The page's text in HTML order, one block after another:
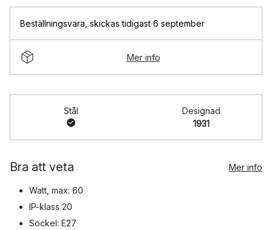
Beställningsvara skickas tidigast 6 september
Mer info
Stål
Designad
1931
Bra att veta Mer info
Watt, max: 60
IP-klass 20
Sockel: E27